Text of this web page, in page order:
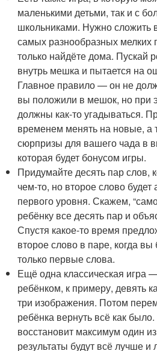
маленькими детьми, так и с
школьниками. Нужно сложить
самых разнообразных мелких
только найдёте дома. Пускай
внутрь мешка и пытается на
Главное правило — он не
вы положили в мешок, но при
должны как-то угадываться.
временем менять на новые, а
сюрпризы для вашего чада в
которая будет бонусом игры.
Придумайте десять пар слов,
чем-то, но второе слово
первого уровня. Скажем,
ребёнку все десять пар и
Спустя какое-то время
второе слово в паре, когда вы
только первые слова.
Ещё одна классическая игра
ребёнком, к примеру, девять
три изображения. Потом
ребёнка вернуть всё как
восстановит максимум один
результаты будут всё лучше